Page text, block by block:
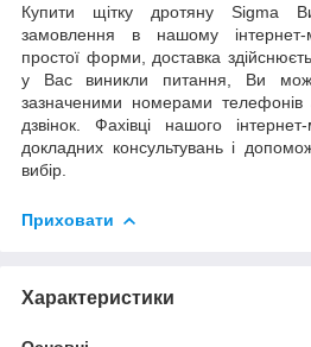
Купити щітку дротяну Sigma
замовлення в нашому інтернет-
простої форми, доставка
у Вас виникли питання, Ви
зазначеними номерами телефонів
дзвінок. Фахівці нашого
докладних консультувань і
вибір.
Приховати
Характеристики